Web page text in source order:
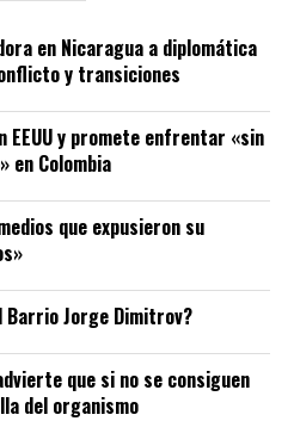
en Nicaragua a diplomática
y transiciones
EEUU y promete enfrentar «sin
Colombia
que expusieron su
Barrio Jorge Dimitrov?
que si no se consiguen
del organismo